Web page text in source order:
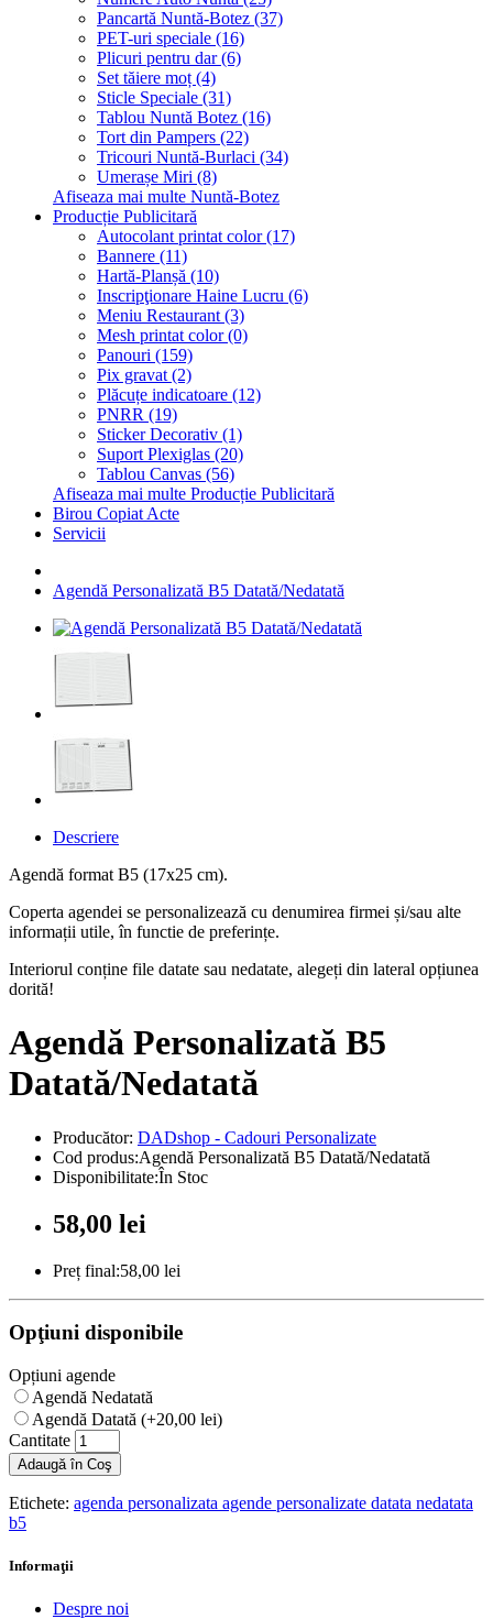
Pancartă Nuntă-Botez (37)
PET-uri speciale (16)
Plicuri pentru dar (6)
Set tăiere moț (4)
Sticle Speciale (31)
Tablou Nuntă Botez (16)
Tort din Pampers (22)
Tricouri Nuntă-Burlaci (34)
Umerașe Miri (8)
Afiseaza mai multe Nuntă-Botez
Producție Publicitară
Autocolant printat color (17)
Bannere (11)
Hartă-Planșă (10)
Inscripţionare Haine Lucru (6)
Meniu Restaurant (3)
Mesh printat color (0)
Panouri (159)
Pix gravat (2)
Plăcuțe indicatoare (12)
PNRR (19)
Sticker Decorativ (1)
Suport Plexiglas (20)
Tablou Canvas (56)
Afiseaza mai multe Producție Publicitară
Birou Copiat Acte
Servicii
Agendă Personalizată B5 Datată/Nedatată
Descriere
Agendă format B5 (17x25 cm).
Coperta agendei se personalizează cu denumirea firmei și/sau alte
informații utile, în functie de preferințe.
Interiorul conține file datate sau nedatate, alegeți din lateral opțiunea
dorită!
Agendă Personalizată B5
Datată/Nedatată
Producător: DADshop - Cadouri Personalizate
Cod produs:Agendă Personalizată B5 Datată/Nedatată
Disponibilitate:În Stoc
58,00 lei
Preț final:58,00 lei
Opţiuni disponibile
Opțiuni agende
Agendă Nedatată
Agendă Datată (+20,00 lei)
Cantitate
Adaugă în Coş
Etichete: agenda personalizata agende personalizate datata nedatata
b5
Informaţii
Despre noi